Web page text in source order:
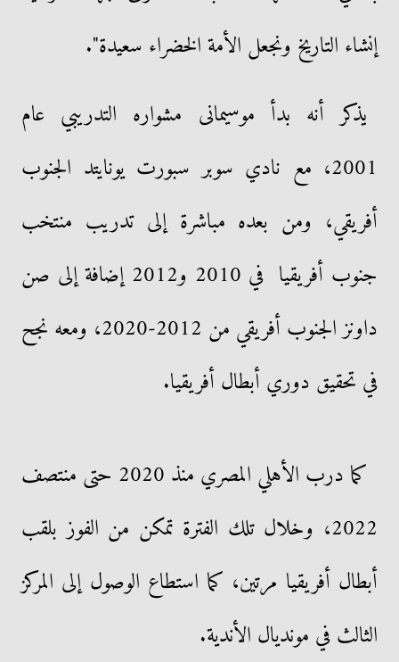
إنشاء التاريخ ونجعل الأمة الخضراء سعيدة".
يذكر أنه بدأ موسيمانى مشواره التدريبي عام
2001، مع نادي سوبر سبورت يونايتد الجنوب
أفريقي، ومن بعده مباشرة إلى تدريب منتخب
جنوب أفريقيا في 2010 و2012 إضافة إلى صن
داونز الجنوب أفريقي من 2012-2020، ومعه نجح
في تحقيق دوري أبطال أفريقيا.
كما درب الأهلي المصري منذ 2020 حتى منتصف
2022، وخلال تلك الفترة تمكن من الفوز بلقب
أبطال أفريقيا مرتين، كما استطاع الوصول إلى المركز
الثالث في مونديال الأندية.